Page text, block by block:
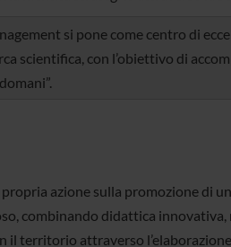
si pone come centro di
scientifica, con l’obiettivo di
azione sulla promozione di
combinando didattica innovativa,
il territorio attraverso